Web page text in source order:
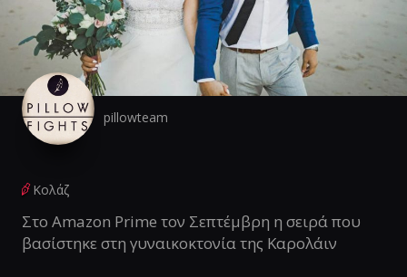
pillowteam
Κολάζ
Στο Amazon Prime τον Σεπτέμβρη η σειρά που
βασίστηκε στη γυναικοκτονία της Καρολάιν